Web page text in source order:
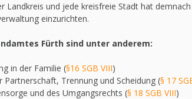
Landkreis und jede kreisfreie Stadt hat
einzurichten.
Fürth sind unter anderem:
in der Familie (§16 SGB VIII)
Partnerschaft, Trennung und Scheidung (§ 17
und des Umgangsrechts (§ 18 SGB VIII)